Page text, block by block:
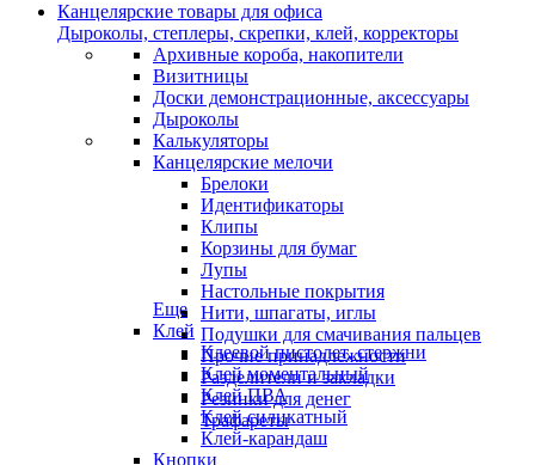
Канцелярские товары для офиса
Дыроколы, степлеры, скрепки, клей, корректоры
Архивные короба, накопители
Визитницы
Доски демонстрационные, аксессуары
Дыроколы
Калькуляторы
Канцелярские мелочи
Брелоки
Идентификаторы
Клипы
Корзины для бумаг
Лупы
Настольные покрытия
Нити, шпагаты, иглы
Подушки для смачивания пальцев
Прочие принадлежности
Разделители и закладки
Резинки для денег
Трафареты
Еще
Клей
Клеевой пистолет, стержни
Клей моментальный
Клей ПВА
Клей силикатный
Клей-карандаш
Кнопки